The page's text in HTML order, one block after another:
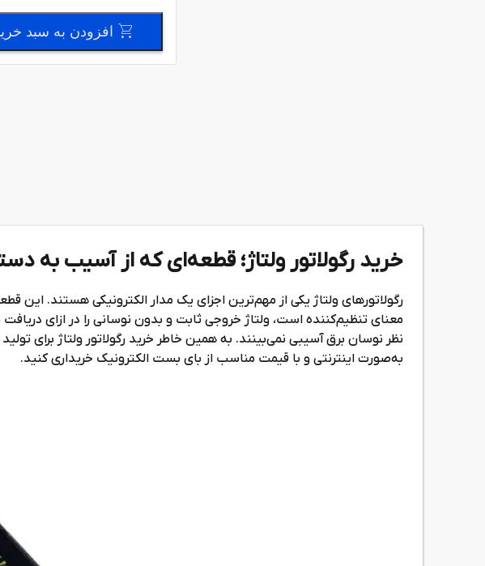
افزودن به سبد
خرید رگولاتور ولتاژ؛ قطعه‌ای که از آسیب به
رگولاتورهای ولتاژ یکی از مهم‌ترین اجزای یک مدار الکترونیکی هستند. این
معنای تنظیم‌کننده است، ولتاژ خروجی ثابت و بدون نوسانی را در ازای
نظر نوسان برق آسیبی نمی‌بینند. به همین خاطر خرید رگولاتور ولتاژ برای
به‌صورت اینترنتی و با قیمت مناسب از بای بست الکترونیک خریداری کنید.